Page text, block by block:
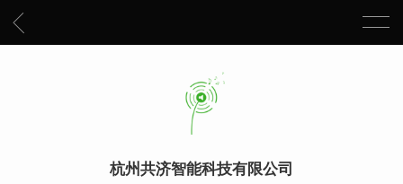
杭州共济智能科技有限公司